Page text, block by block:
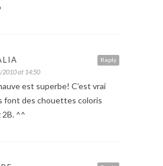
Reply
2010 at 14:50
est superbe! C’est vrai
font des chouettes coloris
2B. ^^